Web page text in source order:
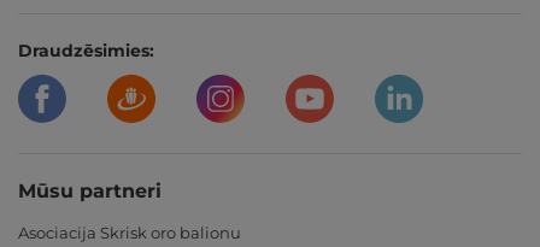
Draudzēsimies:
Mūsu partneri
Asociacija Skrisk oro balionu